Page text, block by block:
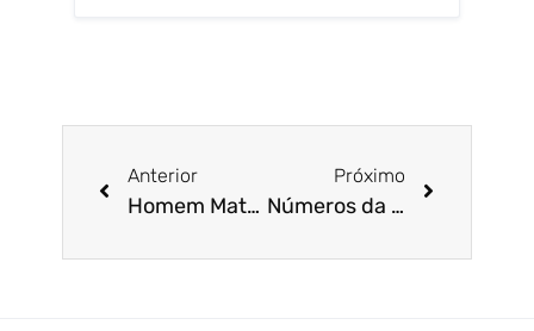
Anterior
Homem Mata ex Mulher a Tiros em Frente a Bar Durante Resenha com amigas
Próximo
Números da PM apontam redução histórica na criminalidade do Centro do Rio